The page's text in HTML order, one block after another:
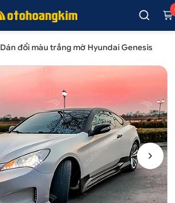
Dán đổi màu trắng mờ Hyundai Genesis